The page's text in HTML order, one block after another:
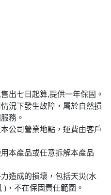
出七日起算,提供一年保固。
況下發生故障，屬於自然損
務。
公司營業地點，運費由客戶
本產品或任意拆解本產品
造成的損壞，包括天災(水
，不在保固責任範圍。